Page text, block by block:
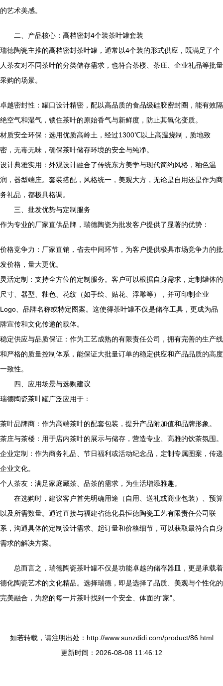
的艺术美感。
二、产品核心：高档密封4个装茶叶罐套装
瑞德陶瓷主推的高档密封茶叶罐，通常以4个装的形式供应，既满足了个
人茶友对不同茶叶的分类储存需求，也符合茶楼、茶庄、企业礼品等批量
采购的场景。
卓越密封性：罐口设计精密，配以高品质的食品级硅胶密封圈，能有效隔
绝空气和湿气，锁住茶叶的原始香气与新鲜度，防止其氧化变质。
材质安全环保：选用优质高岭土，经过1300℃以上高温烧制，质地致
密，无毒无味，确保茶叶储存环境的安全与纯净。
设计典雅实用：外观设计融合了传统东方美学与现代简约风格，釉色温
润，器型端庄。套装搭配，风格统一，美观大方，无论是自用还是作为商
务礼品，都极具格调。
三、批发优势与定制服务
作为专业的厂家直供品牌，瑞德陶瓷为批发客户提供了显著的优势：
价格竞争力：厂家直销，省去中间环节，为客户提供极具市场竞争力的批
发价格，量大更优。
灵活定制：支持全方位的定制服务。客户可以根据自身需求，定制罐体的
尺寸、器型、釉色、花纹（如手绘、贴花、浮雕等），并可印制企业
Logo、品牌名称或特定图案。这使得茶叶罐不仅是储存工具，更成为品
牌宣传和文化传递的载体。
稳定供应与品质保证：作为工艺成熟的有限责任公司，拥有完善的生产线
和严格的质量控制体系，能保证大批量订单的稳定供应和产品品质的高度
一致性。
四、应用场景与选购建议
瑞德陶瓷茶叶罐广泛应用于：
茶叶品牌商：作为高端茶叶的配套包装，提升产品附加值和品牌形象。
茶庄与茶楼：用于店内茶叶的展示与储存，营造专业、高雅的饮茶氛围。
企业定制：作为商务礼品、节日福利或活动纪念品，定制专属图案，传递
企业文化。
个人茶友：满足家庭藏茶、品茶的需求，为生活增添雅趣。
在选购时，建议客户首先明确用途（自用、送礼或商业包装）、预算
以及所需数量。通过直接与福建省德化县恒德陶瓷工艺有限责任公司联
系，沟通具体的定制设计需求、起订量和价格细节，可以获取最符合自身
需求的解决方案。
总而言之，瑞德陶瓷茶叶罐不仅是功能卓越的储存器皿，更是承载着
德化陶瓷艺术的文化精品。选择瑞德，即是选择了品质、美观与个性化的
完美融合，为您的每一片茶叶找到一个安全、体面的“家”。
如若转载，请注明出处：http://www.sunzdidi.com/product/86.html
更新时间：2026-08-08 11:46:12